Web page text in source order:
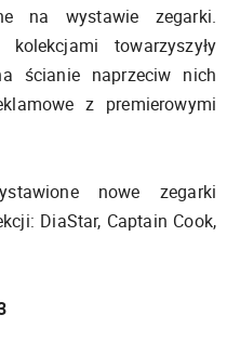
na wystawie zegarki.
towarzyszyły
ścianie naprzeciw nich
z premierowymi
nowe zegarki
DiaStar, Captain Cook,